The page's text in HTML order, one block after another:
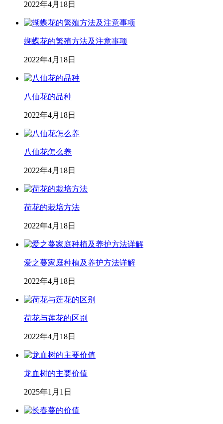
2022年4月18日
蝴蝶花的繁殖方法及注意事项
2022年4月18日
八仙花的品种
2022年4月18日
八仙花怎么养
2022年4月18日
荷花的栽培方法
2022年4月18日
爱之蔓家庭种植及养护方法详解
2022年4月18日
荷花与莲花的区别
2022年4月18日
龙血树的主要价值
2025年1月1日